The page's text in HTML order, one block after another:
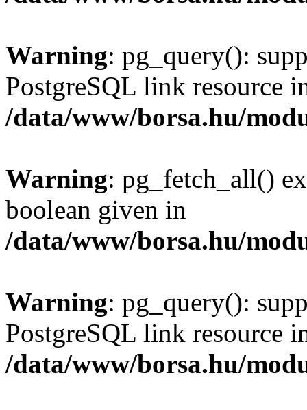
Warning: pg_query():
PostgreSQL link resource
/data/www/borsa.hu/
Warning: pg_fetch_all()
boolean given in
/data/www/borsa.hu/
Warning: pg_query():
PostgreSQL link resource
/data/www/borsa.hu/